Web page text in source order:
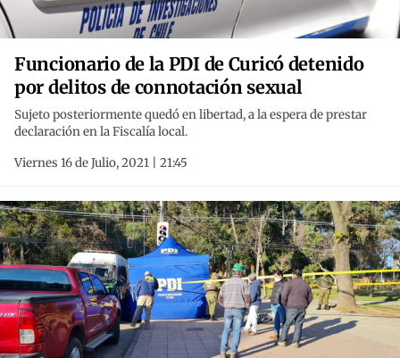
Funcionario de la PDI de Curicó detenido
por delitos de connotación sexual
Sujeto posteriormente quedó en libertad, a la espera de prestar
declaración en la Fiscalía local.
Viernes 16 de Julio, 2021 | 21:45